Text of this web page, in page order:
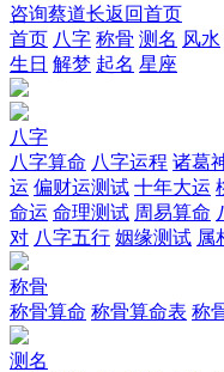
咨询蔡道长返回首页
首页 八字 称骨 测名 风水
生日 解梦 起名 星座
八字
八字算命 八字运程 诸葛
运 偏财运测试 十年大运
命运 命理测试 周易算命
对 八字五行 姻缘测试 属
称骨
称骨算命 称骨算命表 称
测名